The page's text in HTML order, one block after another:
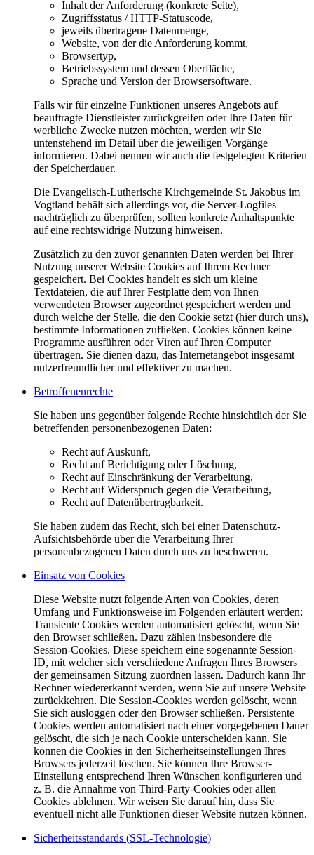
Inhalt der Anforderung (konkrete Seite),
Zugriffsstatus / HTTP-Statuscode,
jeweils übertragene Datenmenge,
Website, von der die Anforderung kommt,
Browsertyp,
Betriebssystem und dessen Oberfläche,
Sprache und Version der Browsersoftware.
Falls wir für einzelne Funktionen unseres Angebots auf
beauftragte Dienstleister zurückgreifen oder Ihre Daten für
werbliche Zwecke nutzen möchten, werden wir Sie
untenstehend im Detail über die jeweiligen Vorgänge
informieren. Dabei nennen wir auch die festgelegten Kriterien
der Speicherdauer.
Die Evangelisch-Lutherische Kirchgemeinde St. Jakobus im
Vogtland behält sich allerdings vor, die Server-Logfiles
nachträglich zu überprüfen, sollten konkrete Anhaltspunkte
auf eine rechtswidrige Nutzung hinweisen.
Zusätzlich zu den zuvor genannten Daten werden bei Ihrer
Nutzung unserer Website Cookies auf Ihrem Rechner
gespeichert. Bei Cookies handelt es sich um kleine
Textdateien, die auf Ihrer Festplatte dem von Ihnen
verwendeten Browser zugeordnet gespeichert werden und
durch welche der Stelle, die den Cookie setzt (hier durch uns),
bestimmte Informationen zufließen. Cookies können keine
Programme ausführen oder Viren auf Ihren Computer
übertragen. Sie dienen dazu, das Internetangebot insgesamt
nutzerfreundlicher und effektiver zu machen.
Betroffenenrechte
Sie haben uns gegenüber folgende Rechte hinsichtlich der Sie
betreffenden personenbezogenen Daten:
Recht auf Auskunft,
Recht auf Berichtigung oder Löschung,
Recht auf Einschränkung der Verarbeitung,
Recht auf Widerspruch gegen die Verarbeitung,
Recht auf Datenübertragbarkeit.
Sie haben zudem das Recht, sich bei einer Datenschutz-
Aufsichtsbehörde über die Verarbeitung Ihrer
personenbezogenen Daten durch uns zu beschweren.
Einsatz von Cookies
Diese Website nutzt folgende Arten von Cookies, deren
Umfang und Funktionsweise im Folgenden erläutert werden:
Transiente Cookies werden automatisiert gelöscht, wenn Sie
den Browser schließen. Dazu zählen insbesondere die
Session-Cookies. Diese speichern eine sogenannte Session-
ID, mit welcher sich verschiedene Anfragen Ihres Browsers
der gemeinsamen Sitzung zuordnen lassen. Dadurch kann Ihr
Rechner wiedererkannt werden, wenn Sie auf unsere Website
zurückkehren. Die Session-Cookies werden gelöscht, wenn
Sie sich ausloggen oder den Browser schließen. Persistente
Cookies werden automatisiert nach einer vorgegebenen Dauer
gelöscht, die sich je nach Cookie unterscheiden kann. Sie
können die Cookies in den Sicherheitseinstellungen Ihres
Browsers jederzeit löschen. Sie können Ihre Browser-
Einstellung entsprechend Ihren Wünschen konfigurieren und
z. B. die Annahme von Third-Party-Cookies oder allen
Cookies ablehnen. Wir weisen Sie darauf hin, dass Sie
eventuell nicht alle Funktionen dieser Website nutzen können.
Sicherheitsstandards (SSL-Technologie)